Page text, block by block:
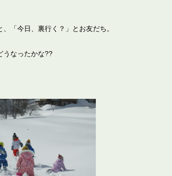
、「今日、裏行く？」とお友だち。
うなったかな??